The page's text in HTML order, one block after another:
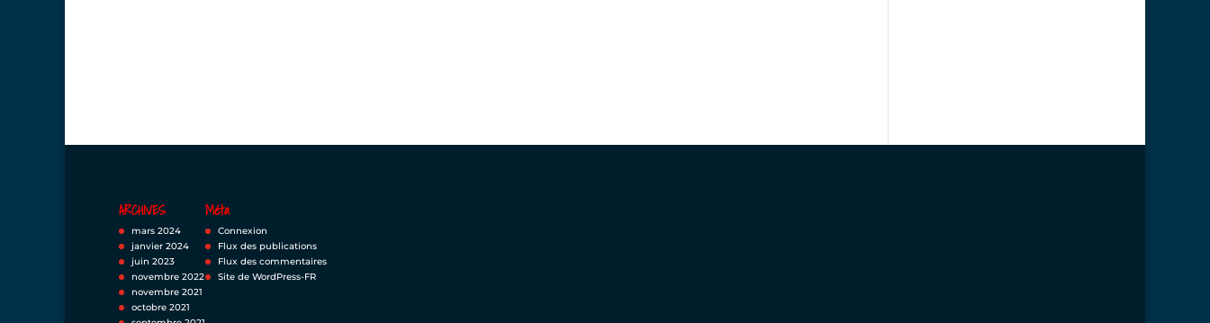
ARCHIVES
mars 2024
janvier 2024
juin 2023
novembre 2022
novembre 2021
octobre 2021
Méta
Connexion
Flux des publications
Flux des commentaires
Site de WordPress-FR